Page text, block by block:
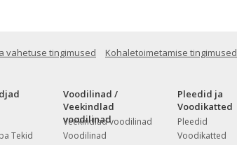
vahetuse tingimused Kohaletoimetamise tingimused
Tekid
Voodilinad /
Veekindlad
voodilinad
Veekindlad voodilinad
Voodilinad
Pleedid ja
Voodikatted
Pleedid
Voodikatted